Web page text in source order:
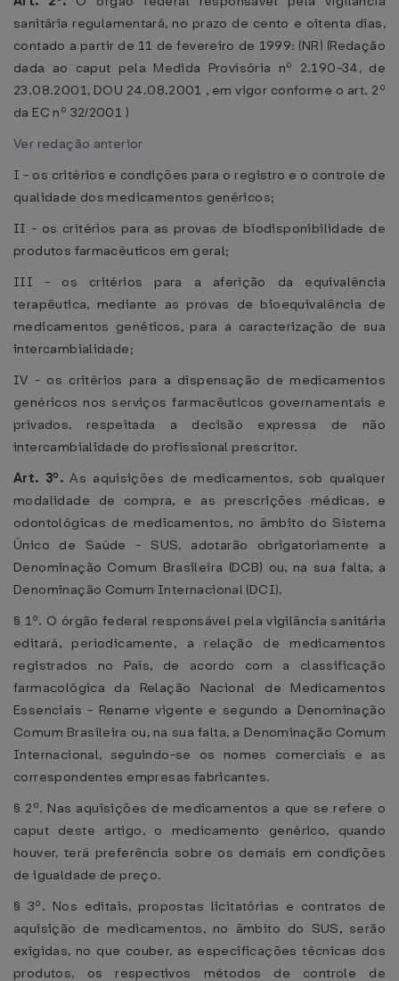
sanitária regulamentará, no prazo de cento e oitenta dias,
contado a partir de 11 de fevereiro de 1999: (NR) (Redação
dada ao caput pela Medida Provisória nº 2.190-34, de
23.08.2001, DOU 24.08.2001 , em vigor conforme o art. 2º
da EC nº 32/2001 )
Ver redação anterior
I - os critérios e condições para o registro e o controle de
qualidade dos medicamentos genéricos;
II - os critérios para as provas de biodisponibilidade de
produtos farmacêuticos em geral;
III - os critérios para a aferição da equivalência
terapêutica, mediante as provas de bioequivalência de
medicamentos genéticos, para a caracterização de sua
intercambialidade;
IV - os critérios para a dispensação de medicamentos
genéricos nos serviços farmacêuticos governamentais e
privados, respeitada a decisão expressa de não
intercambialidade do profissional prescritor.
Art. 3º.As aquisições de medicamentos, sob qualquer
modalidade de compra, e as prescrições médicas, e
odontológicas de medicamentos, no âmbito do Sistema
Único de Saúde - SUS, adotarão obrigatoriamente a
Denominação Comum Brasileira (DCB) ou, na sua falta, a
Denominação Comum Internacional (DCI).
§ 1º. O órgão federal responsável pela vigilância sanitária
editará, periodicamente, a relação de medicamentos
registrados no País, de acordo com a classificação
farmacológica da Relação Nacional de Medicamentos
Essenciais - Rename vigente e segundo a Denominação
Comum Brasileira ou, na sua falta, a Denominação Comum
Internacional, seguindo-se os nomes comerciais e as
correspondentes empresas fabricantes.
§ 2º. Nas aquisições de medicamentos a que se refere o
caput deste artigo, o medicamento genérico, quando
houver, terá preferência sobre os demais em condições
de igualdade de preço.
§ 3º. Nos editais, propostas licitatórias e contratos de
aquisição de medicamentos, no âmbito do SUS, serão
exigidas, no que couber, as especificações técnicas dos
produtos, os respectivos métodos de controle de